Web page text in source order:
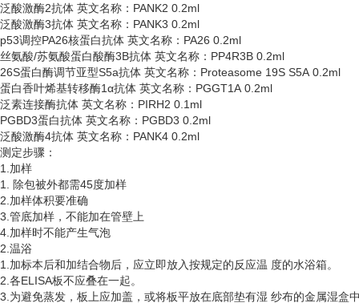
泛酸激酶2抗体 英文名称：PANK2 0.2ml
泛酸激酶3抗体 英文名称：PANK3 0.2ml
p53调控PA26核蛋白抗体 英文名称：PA26 0.2ml
丝氨酸/苏氨酸蛋白酸酶3B抗体 英文名称：PP4R3B 0.2ml
26S蛋白酶调节亚型S5a抗体 英文名称：Proteasome 19S S5A 0.2ml
蛋白香叶烯基转移酶1α抗体 英文名称：PGGT1A 0.2ml
泛素连接酶抗体 英文名称： PIRH2 0.1ml
PGBD3蛋白抗体 英文名称：PGBD3 0.2ml
泛酸激酶4抗体 英文名称：PANK4 0.2ml
测定步骤：
1.加样
1. 除包被外都需45度加样
2.加样体积要准确
3.管底加样，不能加在管壁上
4.加样时不能产生气泡
2.温浴
1.加标本后和加结合物后，应立即放入按规定的反应温 度的水浴箱。
2.各ELISA板不应叠在一起。
3.为避免蒸发，板上应加盖，或将板平放在底部垫有湿 纱布的金属湿盒